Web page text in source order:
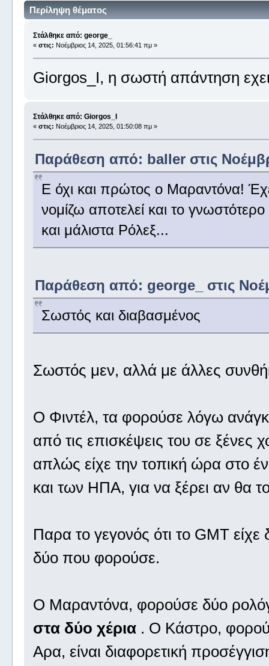
Περίληψη θέματος
Στάλθηκε από: george_
« στις: Νοέμβριος 14, 2025, 01:56:41 πμ »
Giorgos_I, η σωστή απάντηση
Στάλθηκε από: Giorgos_I
« στις: Νοέμβριος 14, 2025, 01:50:08 πμ »
Παράθεση από: baller στις
Ε όχι και πρώτος ο Μαραντόνα!
νομίζω αποτελεί και το
και μάλιστα Ρόλεξ...
Παράθεση από: george_ στις
Σωστός και διαβασμένος
Σωστός μεν, αλλά με άλλες
Ο Φιντέλ, τα φορούσε λόγω
από τις επισκέψεις του σε
απλώς είχε την τοπική ώρα στο
και των ΗΠΑ, για να ξέρει αν θα
Παρα το γεγονός ότι το GMT
δύο που φορούσε.
Ο Μαραντόνα, φορούσε δύο
στα δύο χέρια . Ο Κάστρο,
Αρα, είναι διαφορετική